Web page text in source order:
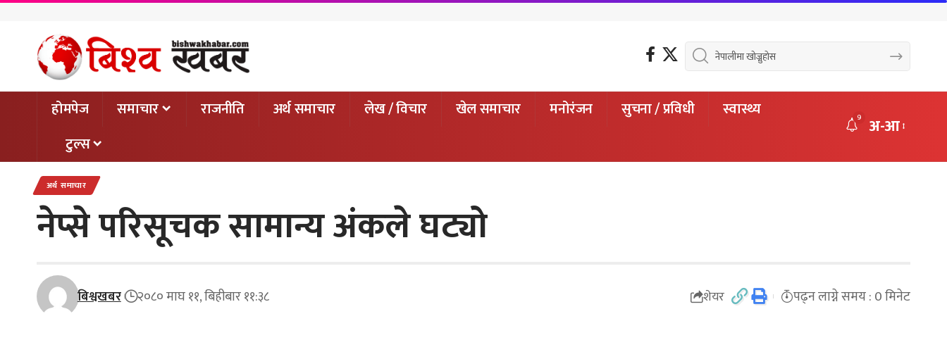
होमपेज समाचार राजनीति अर्थ समाचार लेख / विचार खेल समाचार मनोरंजन सुचना / प्रविधी
स्वास्थ्य
टुल्स
9 अ-आ
अर्थ समाचार
नेप्से परिसूचक सामान्य अंकले घट्यो
बिश्वखबर २०८० माघ ११, बिहीबार ११:३८ शेयर पढ्न लाग्ने समय : 0 मिनेट